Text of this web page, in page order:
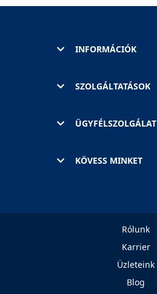
INFORMÁCIÓK
SZOLGÁLTATÁSOK
ÜGYFÉLSZOLGÁLAT
KÖVESS MINKET
Rólunk
Karrier
Üzleteink
Blog